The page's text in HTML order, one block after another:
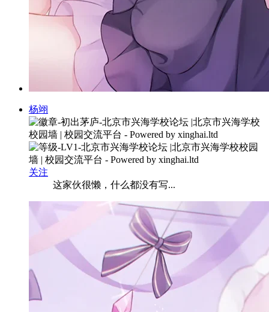
杨翊
关注
这家伙很懒，什么都没有写...